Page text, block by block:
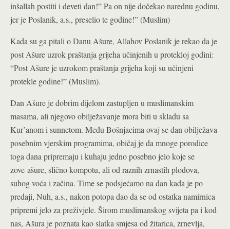
inšallah postiti i deveti dan!” Pa on nije dočekao narednu godinu,
jer je Poslanik, a.s., preselio te godine!” (Muslim)
Kada su ga pitali o Danu Ašure, Allahov Poslanik je rekao da je
post Ašure uzrok praštanja grijeha učinjenih u protekloj godini:
“Post Ašure je uzrokom praštanja grijeha koji su učinjeni
protekle godine!” (Muslim).
Dan Ašure je dobrim dijelom zastupljen u muslimanskim
masama, ali njegovo obilježavanje mora biti u skladu sa
Kur’anom i sunnetom. Među Bošnjacima ovaj se dan obilježava
posebnim vjerskim programima, običaj je da mnoge porodice
toga dana pripremaju i kuhaju jedno posebno jelo koje se
zove ašure, slično kompotu, ali od raznih zrnastih plodova,
suhog voća i začina. Time se podsjećamo na dan kada je po
predaji, Nuh, a.s., nakon potopa dao da se od ostatka namirnica
pripremi jelo za preživjele. Širom muslimanskog svijeta pa i kod
nas, Ašura je poznata kao slatka smjesa od žitarica, zrnevlja,